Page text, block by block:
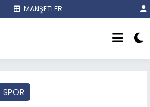
MANŞETLER
SPOR